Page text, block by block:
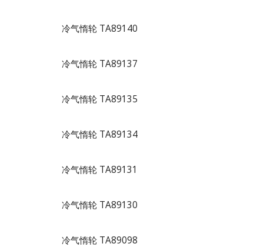
冷气惰轮 TA89140
冷气惰轮 TA89137
冷气惰轮 TA89135
冷气惰轮 TA89134
冷气惰轮 TA89131
冷气惰轮 TA89130
冷气惰轮 TA89098